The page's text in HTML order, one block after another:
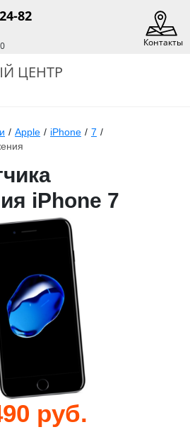
82
Контакты
ЦЕНТР
/ Apple / iPhone / 7 /
iPhone 7
руб.